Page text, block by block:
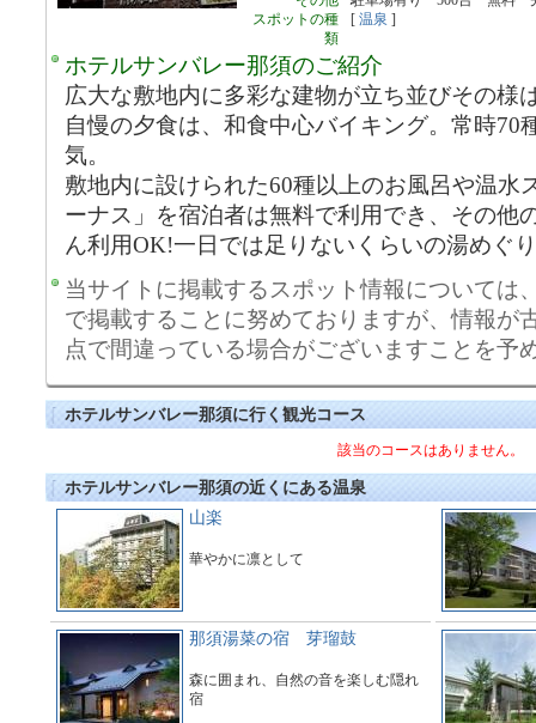
スポットの種
類
[ 温泉 ]
ホテルサンバレー那須のご紹介
広大な敷地内に多彩な建物が立ち並びその様
自慢の夕食は、和食中心バイキング。常時70
気。
敷地内に設けられた60種以上のお風呂や温水
ーナス」を宿泊者は無料で利用でき、その他
ん利用OK!一日では足りないくらいの湯めぐ
当サイトに掲載するスポット情報については
で掲載することに努めておりますが、情報が
点で間違っている場合がございますことを予
ホテルサンバレー那須に行く観光コース
該当のコースはありません。
ホテルサンバレー那須の近くにある温泉
山楽
華やかに凛として
那須湯菜の宿 芽瑠鼓
森に囲まれ、自然の音を楽しむ隠れ
宿